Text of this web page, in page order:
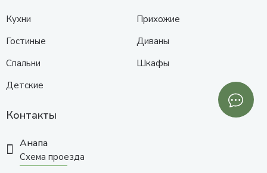
Кухни
Гостиные
Спальни
Детские
Прихожие
Диваны
Шкафы
Контакты
Анапа
Схема проезда